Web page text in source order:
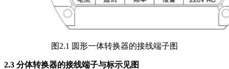
图2.1 圆形一体转换器的接线端子图
2.3 分体转换器的接线端子与标示见图